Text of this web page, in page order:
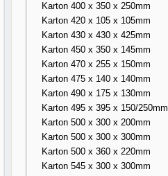
Karton 400 x 350 x 250mm
Karton 420 x 105 x 105mm
Karton 430 x 430 x 425mm
Karton 450 x 350 x 145mm
Karton 470 x 255 x 150mm
Karton 475 x 140 x 140mm
Karton 490 x 175 x 130mm
Karton 495 x 395 x 150/250mm
Karton 500 x 300 x 200mm
Karton 500 x 300 x 300mm
Karton 500 x 360 x 220mm
Karton 545 x 300 x 300mm